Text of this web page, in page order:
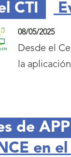
CTI
08/05/2025
Desde el
la
de APP
en